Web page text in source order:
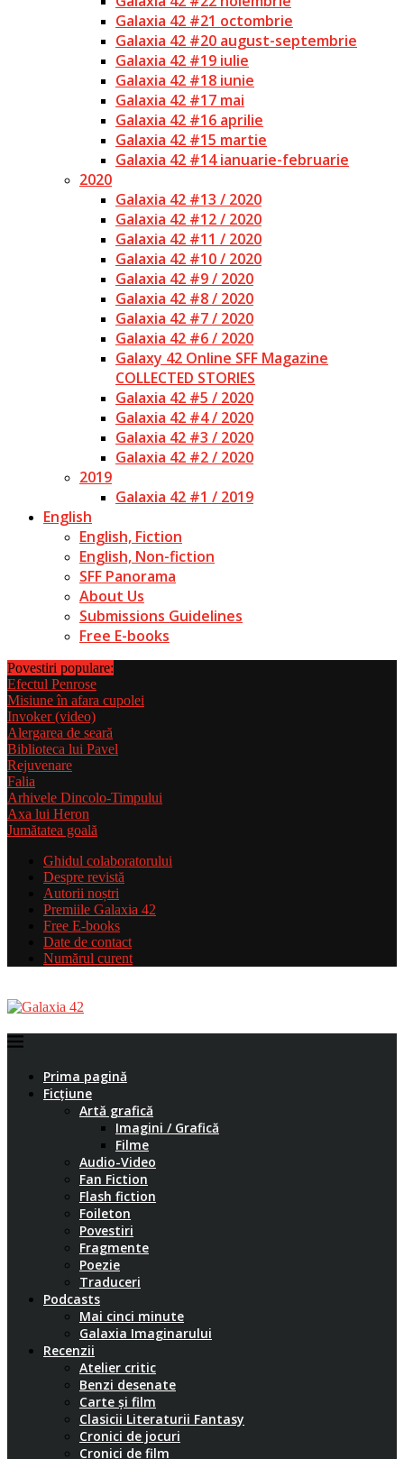
Galaxia 42 #21 octombrie
Galaxia 42 #20 august-septembrie
Galaxia 42 #19 iulie
Galaxia 42 #18 iunie
Galaxia 42 #17 mai
Galaxia 42 #16 aprilie
Galaxia 42 #15 martie
Galaxia 42 #14 ianuarie-februarie
2020
Galaxia 42 #13 / 2020
Galaxia 42 #12 / 2020
Galaxia 42 #11 / 2020
Galaxia 42 #10 / 2020
Galaxia 42 #9 / 2020
Galaxia 42 #8 / 2020
Galaxia 42 #7 / 2020
Galaxia 42 #6 / 2020
Galaxy 42 Online SFF Magazine
COLLECTED STORIES
Galaxia 42 #5 / 2020
Galaxia 42 #4 / 2020
Galaxia 42 #3 / 2020
Galaxia 42 #2 / 2020
2019
Galaxia 42 #1 / 2019
English
English, Fiction
English, Non-fiction
SFF Panorama
About Us
Submissions Guidelines
Free E-books
Povestiri populare:
Efectul Penrose
Misiune în afara cupolei
Invoker (video)
Alergarea de seară
Biblioteca lui Pavel
Rejuvenare
Falia
Arhivele Dincolo-Timpului
Axa lui Heron
Jumătatea goală
Ghidul colaboratorului
Despre revistă
Autorii noștri
Premiile Galaxia 42
Free E-books
Date de contact
Numărul curent
Prima pagină
Ficțiune
Artă grafică
Imagini / Grafică
Filme
Audio-Video
Fan Fiction
Flash fiction
Foileton
Povestiri
Fragmente
Poezie
Traduceri
Podcasts
Mai cinci minute
Galaxia Imaginarului
Recenzii
Atelier critic
Benzi desenate
Carte și film
Clasicii Literaturii Fantasy
Cronici de jocuri
Cronici de film